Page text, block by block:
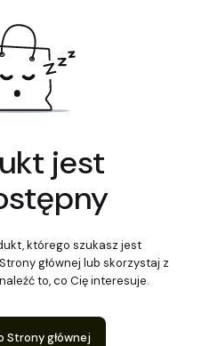
jest
którego szukasz jest
głównej lub skorzystaj z
to, co Cię interesuje.
Strony głównej